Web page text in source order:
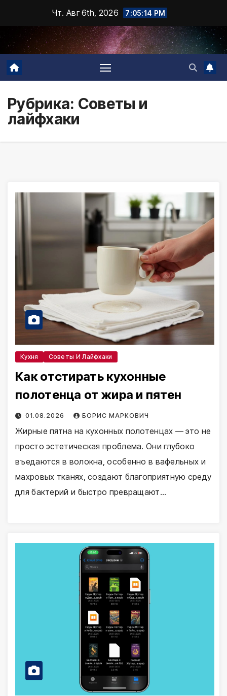
содержимому
Чт. Авг 6th, 2026 7:05:15 PM
Рубрика: Советы и
лайфхаки
Кухня Советы И Лайфхаки
Как отстирать кухонные
полотенца от жира и пятен
01.08.2026 БОРИС МАРКОВИЧ
Жирные пятна на кухонных полотенцах — это не
просто эстетическая проблема. Они глубоко
въедаются в волокна, особенно в вафельных и
махровых тканях, создают благоприятную среду
для бактерий и быстро превращают…